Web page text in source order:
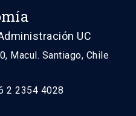
UC
Macul. Santiago, Chile
2 2354 4028